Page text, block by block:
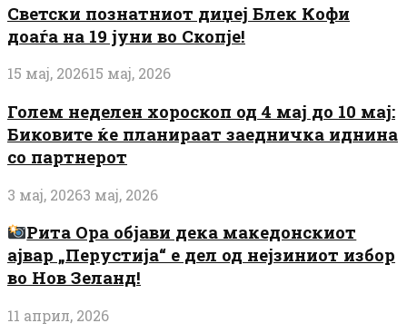
Светски познатниот диџеј Блек Кофи
доаѓа на 19 јуни во Скопје!
15 мај, 202615 мај, 2026
Голем неделен хороскоп од 4 мај до 10 мај:
Биковите ќе планираат заедничка иднина
со партнерот
3 мај, 20263 мај, 2026
Рита Ора објави дека македонскиот
ајвар „Перустија“ е дел од нејзиниот избор
во Нов Зеланд!
11 април, 2026